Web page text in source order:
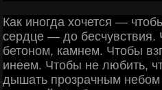
Как иногда хочется —
сердце — до
бетоном, камнем. Чтобы
инеем. Чтобы не любить,
дышать прозрачным небом